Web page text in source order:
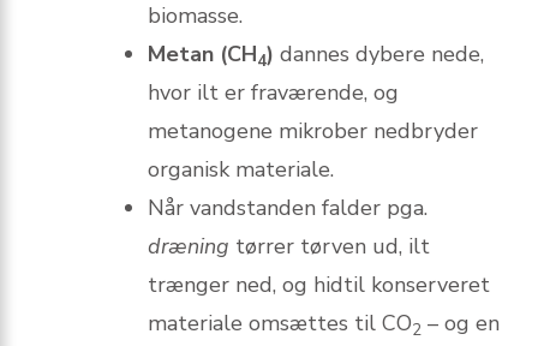
biomasse.
Metan (CH4) dannes dybere nede,
hvor ilt er fraværende, og
metanogene mikrober nedbryder
organisk materiale.
Når vandstanden falder pga.
dræning tør­rer tørven ud, ilt
trænger ned, og hidtil konserveret
materiale omsættes til CO2 – og en